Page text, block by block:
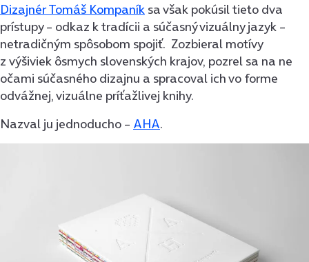
Dizajnér Tomáš Kompaník sa však pokúsil tieto dva
prístupy – odkaz k tradícii a súčasný vizuálny jazyk –
netradičným spôsobom spojiť. Zozbieral motívy
z výšiviek ôsmych slovenských krajov, pozrel sa na ne
očami súčasného dizajnu a spracoval ich vo forme
odvážnej, vizuálne príťažlivej knihy.
Nazval ju jednoducho – AHA.